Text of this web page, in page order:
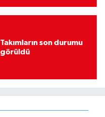
Takımların son durumu
görüldü